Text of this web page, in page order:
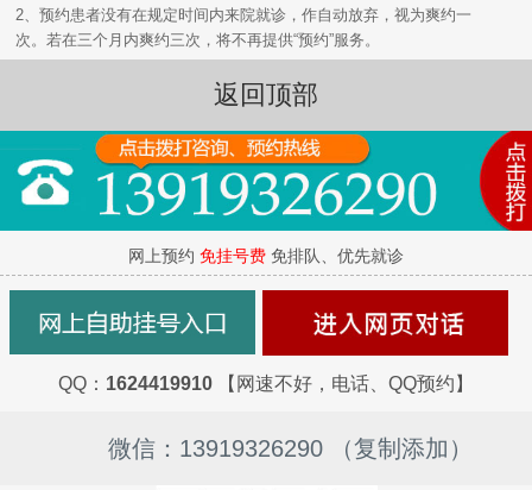
2、预约患者没有在规定时间内来院就诊，作自动放弃，视为爽约一
次。若在三个月内爽约三次，将不再提供“预约”服务。
返回顶部
网上预约 免挂号费 免排队、优先就诊
QQ： 1624419910 【网速不好，电话、QQ预约】
微信：13919326290 （复制添加）